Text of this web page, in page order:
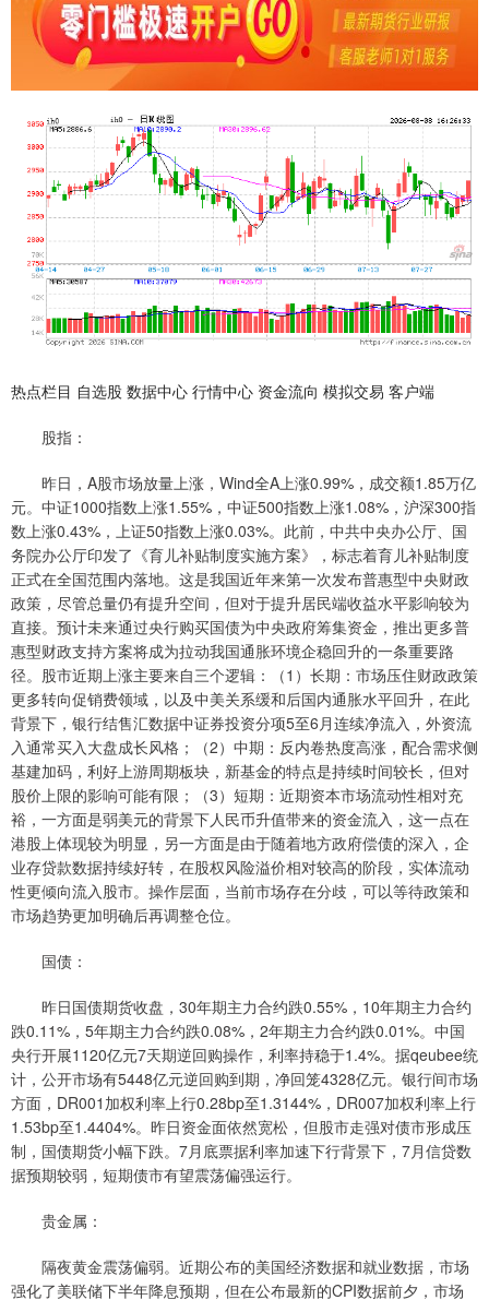
热点栏目 自选股 数据中心 行情中心 资金流向 模拟交易 客户端
股指：
昨日，A股市场放量上涨，Wind全A上涨0.99%，成交额1.85万亿
元。中证1000指数上涨1.55%，中证500指数上涨1.08%，沪深300指
数上涨0.43%，上证50指数上涨0.03%。此前，中共中央办公厅、国
务院办公厅印发了《育儿补贴制度实施方案》，标志着育儿补贴制度
正式在全国范围内落地。这是我国近年来第一次发布普惠型中央财政
政策，尽管总量仍有提升空间，但对于提升居民端收益水平影响较为
直接。预计未来通过央行购买国债为中央政府筹集资金，推出更多普
惠型财政支持方案将成为拉动我国通胀环境企稳回升的一条重要路
径。股市近期上涨主要来自三个逻辑：（1）长期：市场压住财政政策
更多转向促销费领域，以及中美关系缓和后国内通胀水平回升，在此
背景下，银行结售汇数据中证券投资分项5至6月连续净流入，外资流
入通常买入大盘成长风格；（2）中期：反内卷热度高涨，配合需求侧
基建加码，利好上游周期板块，新基金的特点是持续时间较长，但对
股价上限的影响可能有限；（3）短期：近期资本市场流动性相对充
裕，一方面是弱美元的背景下人民币升值带来的资金流入，这一点在
港股上体现较为明显，另一方面是由于随着地方政府偿债的深入，企
业存贷款数据持续好转，在股权风险溢价相对较高的阶段，实体流动
性更倾向流入股市。操作层面，当前市场存在分歧，可以等待政策和
市场趋势更加明确后再调整仓位。
国债：
昨日国债期货收盘，30年期主力合约跌0.55%，10年期主力合约
跌0.11%，5年期主力合约跌0.08%，2年期主力合约跌0.01%。中国
央行开展1120亿元7天期逆回购操作，利率持稳于1.4%。据qeubee统
计，公开市场有5448亿元逆回购到期，净回笼4328亿元。银行间市场
方面，DR001加权利率上行0.28bp至1.3144%，DR007加权利率上行
1.53bp至1.4404%。昨日资金面依然宽松，但股市走强对债市形成压
制，国债期货小幅下跌。7月底票据利率加速下行背景下，7月信贷数
据预期较弱，短期债市有望震荡偏强运行。
贵金属：
隔夜黄金震荡偏弱。近期公布的美国经济数据和就业数据，市场
强化了美联储下半年降息预期，但在公布最新的CPI数据前夕，市场